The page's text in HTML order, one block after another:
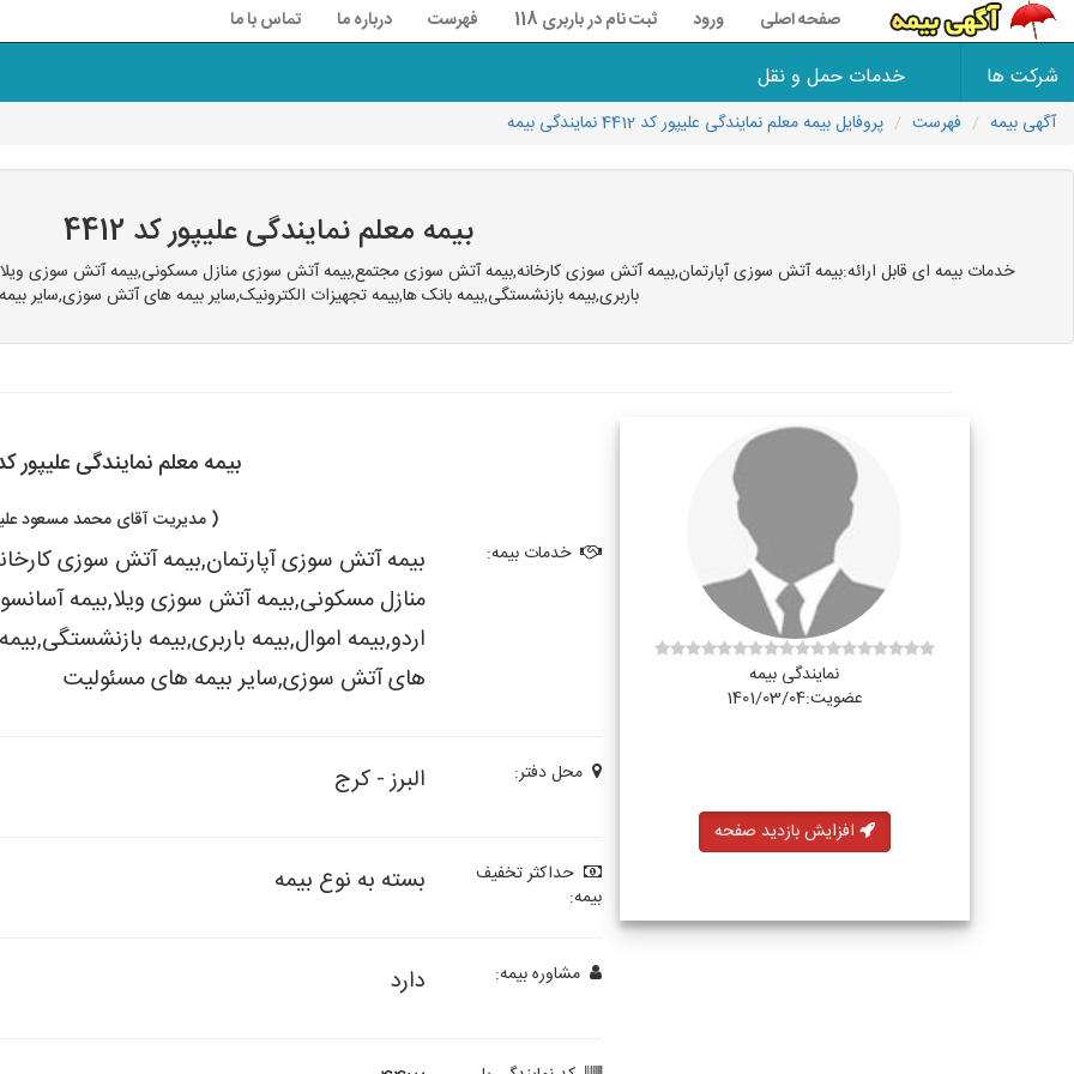
صفحه اصلی ورود ثبت نام در باربری 118 فهرست درباره ما تماس با ما
شرکت ها خدمات حمل و نقل
آگهی بیمه فهرست پروفایل بیمه معلم نمایندگی علیپور کد 4412 نمایندگی بیمه
بیمه معلم نمایندگی علیپور کد 4412
خدمات بیمه ای قابل ارائه:بیمه آتش سوزی آپارتمان,بیمه آتش سوزی کارخانه,بیمه آتش سوزی مجتمع,بیمه آتش سوزی منازل مسکونی,بیمه آتش سوزی
باربری,بیمه بازنشستگی,بیمه بانک ها,بیمه تجهیزات الکترونیک,سایر بیمه های آتش سوزی,سایر
نمایندگی بیمه
عضویت:1401/03/04
افزایش بازدید صفحه
بیمه معلم نمایندگی علیپور کد
( مدیریت آقای محمد مسعود
خدمات بیمه:
بیمه آتش سوزی آپارتمان,بیمه آتش سوزی
منازل مسکونی,بیمه آتش سوزی ویلا,بیمه
اردو,بیمه اموال,بیمه باربری,بیمه
های آتش سوزی,سایر بیمه های مسئولیت
محل دفتر: البرز - کرج
حداکثر تخفیف
بیمه:
بسته به نوع بیمه
مشاوره بیمه: دارد